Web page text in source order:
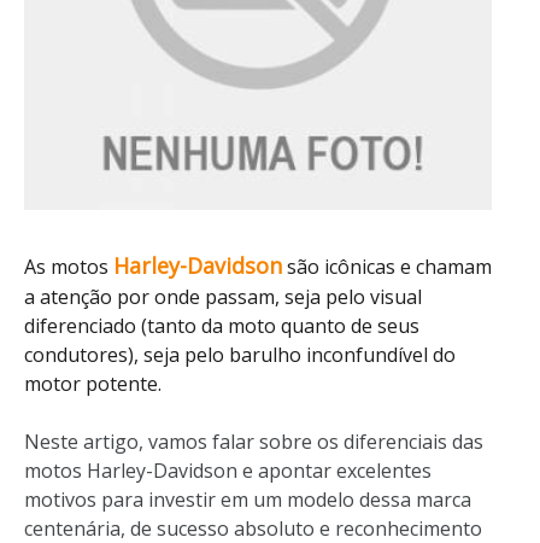
As motos Harley-Davidsonsão icônicas e chamam
a atenção por onde passam, seja pelo visual
diferenciado (tanto da moto quanto de seus
condutores), seja pelo barulho inconfundível do
motor potente.
Neste artigo, vamos falar sobre os diferenciais das
motos Harley-Davidson e apontar excelentes
motivos para investir em um modelo dessa marca
centenária, de sucesso absoluto e reconhecimento